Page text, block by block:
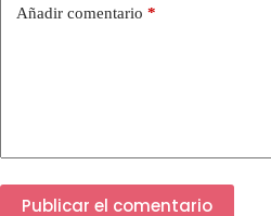
Añadir comentario *
Publicar el comentario